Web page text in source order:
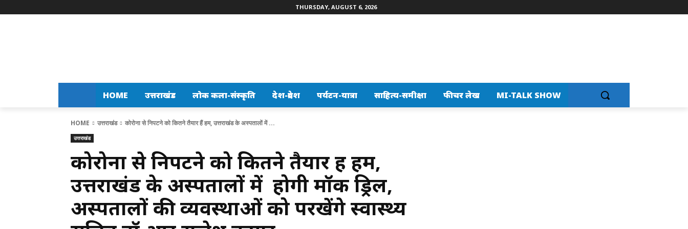
THURSDAY, AUGUST 6, 2026
HOME उत्तराखंड लोक कला-संस्कृति देश-प्रदेश पर्यटन-यात्रा साहित्य-समीक्षा फीचर लेख MI-TALK SHOW
HOME उत्तराखंड कोरोना से निपटने को कितने तैयार हैं हम, उत्तराखंड के अस्पतालों में ...
उत्तराखंड
कोरोना से निपटने को कितने तैयार हैं हम,
उत्तराखंड के अस्पतालों में होगी मॉक ड्रिल,
अस्पतालों की व्यवस्थाओं को परखेंगे स्वास्थ्य